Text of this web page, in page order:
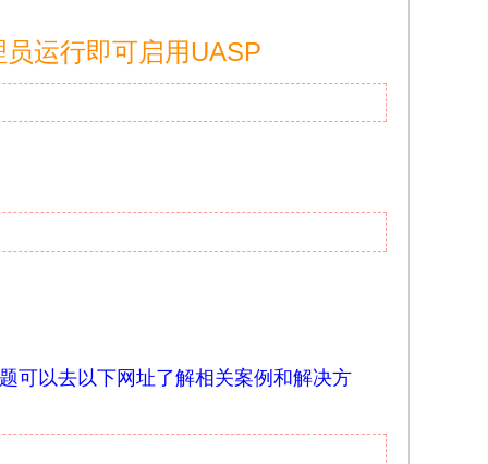
运行即可启用UASP
可以去以下网址了解相关案例和解决方